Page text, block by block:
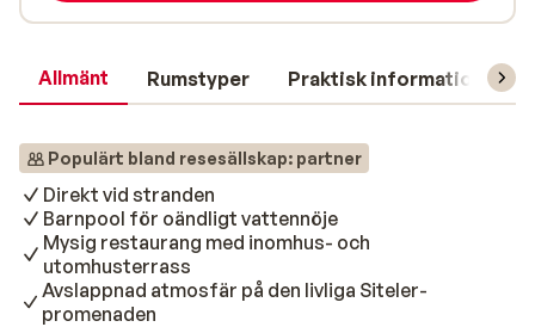
Allmänt Rumstyper Praktisk information
Populärt bland resesällskap: partner
Direkt vid stranden
Barnpool för oändligt vattennöje
Mysig restaurang med inomhus- och
utomhusterrass
Avslappnad atmosfär på den livliga Siteler-
promenaden